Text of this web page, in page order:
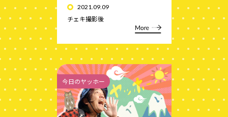
2021.09.09
チェキ撮影後
今日のヤッホー